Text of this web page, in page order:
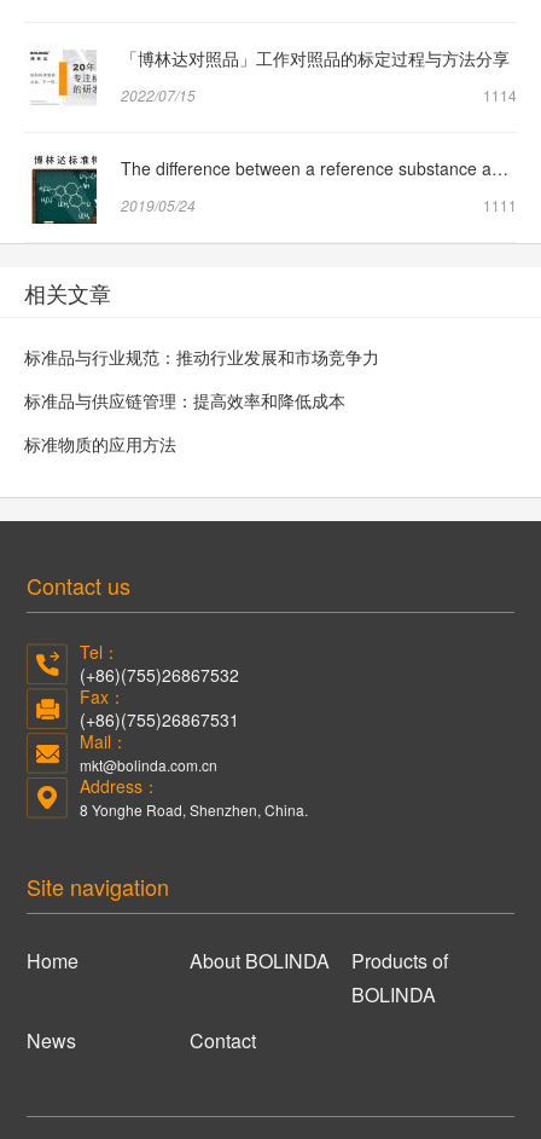
「博林达对照品」工作对照品的标定过程与方法分享
2022/07/15 1114
The difference between a reference substance and a reference substance
2019/05/24 1111
相关文章
标准品与行业规范：推动行业发展和市场竞争力
标准品与供应链管理：提高效率和降低成本
标准物质的应用方法
Contact us
Tel：
(+86)(755)26867532
Fax：
(+86)(755)26867531
Mail：
mkt@bolinda.com.cn
Address：
8 Yonghe Road, Shenzhen, China.
Site navigation
Home About BOLINDA
Products of
BOLINDA
News
Contact